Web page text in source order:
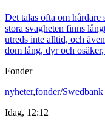
Det talas ofta om
stora svagheten finns
utreds inte alltid, och
dom lång, dyr och
Fonder
nyheter,fonder/
Idag, 12:12